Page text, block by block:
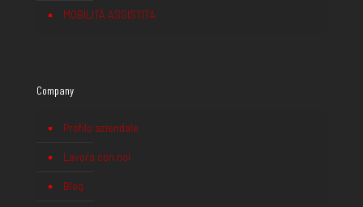
MOBILITÀ ASSISTITA
Company
Profilo aziendale
Lavora con noi
Blog